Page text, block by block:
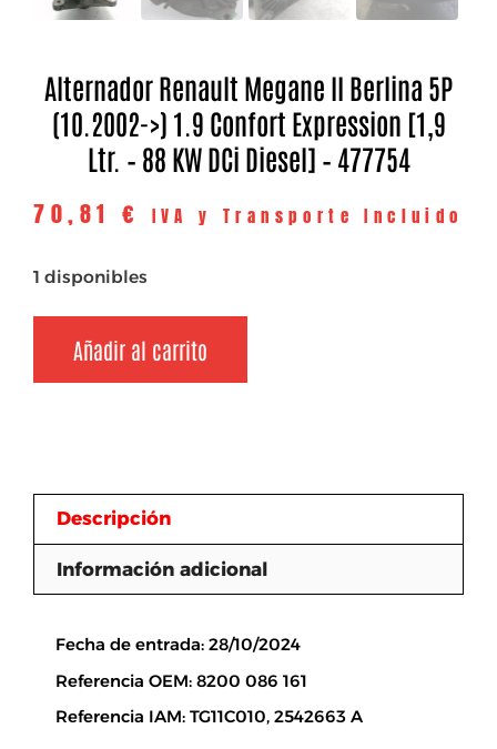
Alternador Renault Megane II Berlina 5P
(10.2002->) 1.9 Confort Expression [1,9
Ltr. – 88 KW DCi Diesel] – 477754
70,81 € IVA y Transporte Incluido
1 disponibles
Añadir al carrito
Descripción
Información adicional
Fecha de entrada: 28/10/2024
Referencia OEM: 8200 086 161
Referencia IAM: TG11C010, 2542663 A